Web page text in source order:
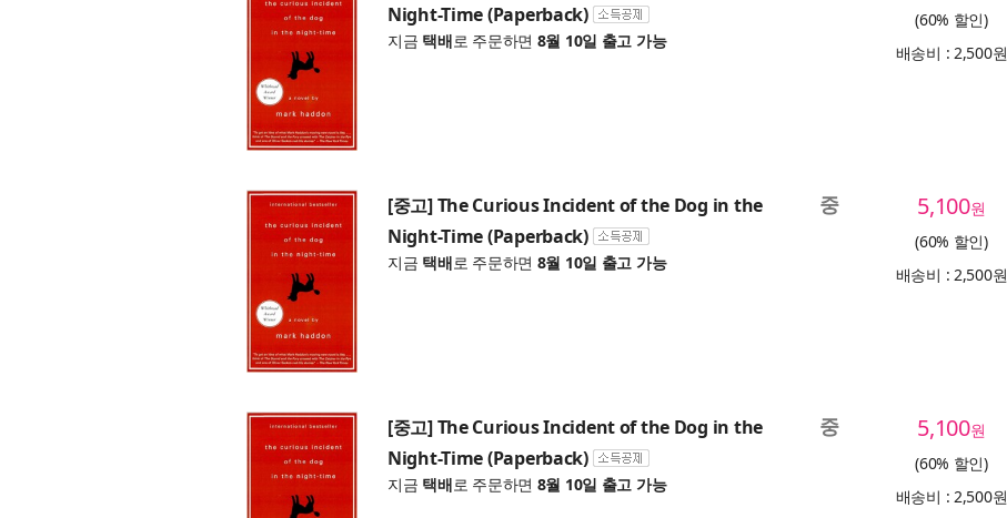
Night-Time (Paperback)
지금 택배로 주문하면 8월 10일 출고 가능
(60% 할인)
배송비 : 2,500원
[중고] The Curious Incident of the Dog in the
Night-Time (Paperback)
지금 택배로 주문하면 8월 10일 출고 가능
중 5,100원
(60% 할인)
배송비 : 2,500원
[중고] The Curious Incident of the Dog in the
Night-Time (Paperback)
지금 택배로 주문하면 8월 10일 출고 가능
중 5,100원
(60% 할인)
배송비 : 2,500원